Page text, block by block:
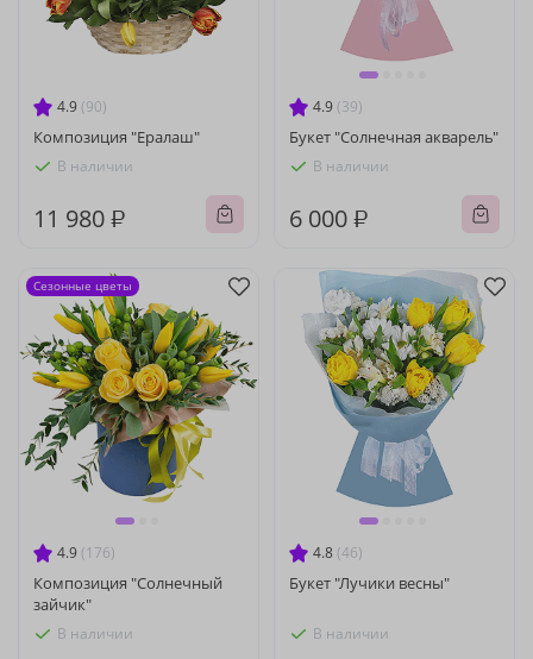
4.9 (90)
Композиция "Ералаш"
В наличии
11 980 ₽
4.9 (39)
Букет "Солнечная акварель"
В наличии
6 000 ₽
4.9 (176)
Композиция "Солнечный
зайчик"
В наличии
Сезонные цветы
4.8 (46)
Букет "Лучики весны"
В наличии